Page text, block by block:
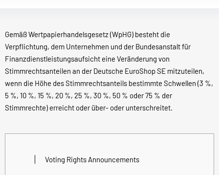
Gemäß Wertpapierhandelsgesetz (WpHG) besteht die
Verpflichtung, dem Unternehmen und der Bundesanstalt für
Finanzdienstleistungsaufsicht eine Veränderung von
Stimmrechtsanteilen an der Deutsche EuroShop SE mitzuteilen,
wenn die Höhe des Stimmrechtsanteils bestimmte Schwellen (3 %,
5 %, 10 %, 15 %, 20 %, 25 %, 30 %, 50 % oder 75 % der
Stimmrechte) erreicht oder über- oder unterschreitet.
Voting Rights Announcements